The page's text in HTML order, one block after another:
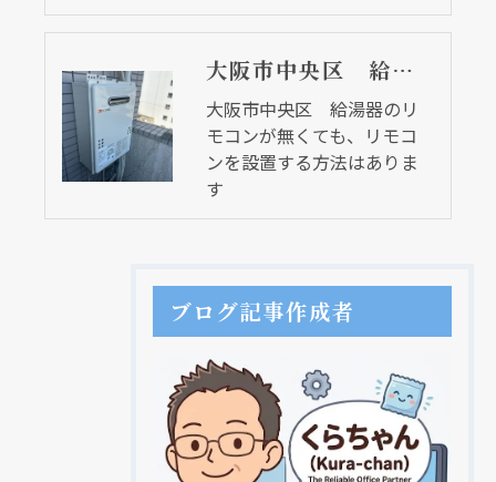
大阪市中央区 給湯器のリモコンが無くても、リモコンを設置する方法はあります
大阪市中央区 給湯器のリ
モコンが無くても、リモコ
ンを設置する方法はありま
す
ブログ記事作成者